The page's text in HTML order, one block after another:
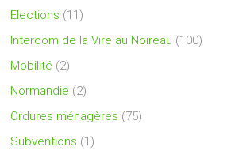
Elections (11)
Intercom de la Vire au Noireau (100)
Mobilité (2)
Normandie (2)
Ordures ménagères (75)
Subventions (1)